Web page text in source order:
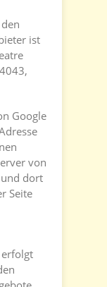
ist
Google
von
dort
Seite